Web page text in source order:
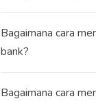
Bagaimana cara
bank?
Bagaimana cara